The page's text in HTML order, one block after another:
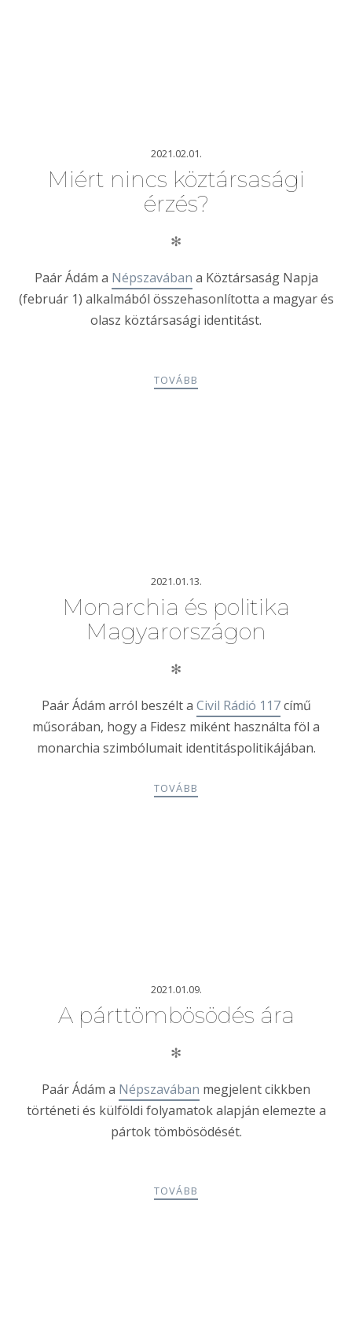
2021.02.01.
Miért nincs köztársasági
érzés?
✻
Paár Ádám a Népszavában a Köztársaság Napja
(február 1) alkalmából összehasonlította a magyar és
olasz köztársasági identitást.
TOVÁBB
2021.01.13.
Monarchia és politika
Magyarországon
✻
Paár Ádám arról beszélt a Civil Rádió 117című
műsorában, hogy a Fidesz miként használta föl a
monarchia szimbólumait identitáspolitikájában.
TOVÁBB
2021.01.09.
A párttömbösödés ára
✻
Paár Ádám a Népszavában megjelent cikkben
történeti és külföldi folyamatok alapján elemezte a
pártok tömbösödését.
TOVÁBB